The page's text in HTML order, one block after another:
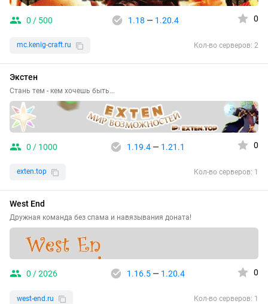
0 / 500 1.18 — 1.20.4 0
mc.kenig-craft.ru Кол-во серверов: 2
Экстен
Стань тем - кем хочешь быть...
0 / 1000 1.19.4— 1.21.1 0
exten.top Кол-во серверов: 1
West End
Дружная команда без спама и навязывания доната!
0 / 2026 1.16.5— 1.20.4 0
west-end.ru Кол-во серверов: 1